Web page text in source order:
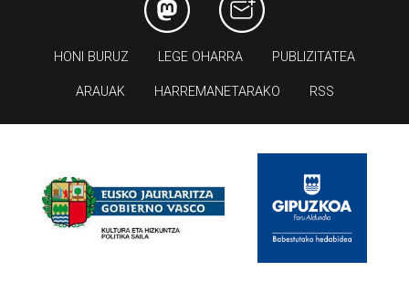
HONI BURUZ LEGE OHARRA PUBLIZITATEA
ARAUAK HARREMANETARAKO RSS